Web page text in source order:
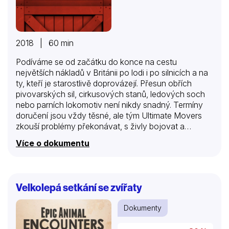
2018 | 60 min
Podíváme se od začátku do konce na cestu
největších nákladů v Británii po lodi i po silnicích a na
ty, kteří je starostlivě doprovázejí. Přesun obřích
pivovarských sil, cirkusových stanů, ledových soch
nebo parních lokomotiv není nikdy snadný. Termíny
doručení jsou vždy těsné, ale tým Ultimate Movers
zkouší problémy překonávat, s živly bojovat a
ulicemi a serpentinami a dostat drahocenný náklad na
každý den stěhování, od operátorů jeřábů po
skladníky, řidiče kamionů a kapitány lodí. V náročné
době je pohyb zboží vždy na pořadu dne.
Více o dokumentu
Velkolepá setkání se zvířaty
Dokumenty